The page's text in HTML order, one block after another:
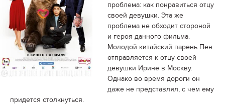
проблема: как понравиться отцу
своей девушки. Эта же
проблема не обходит стороной
и героя данного фильма.
Молодой китайский парень Пен
отправляется к отцу своей
девушки Ирине в Москву.
Однако во время дороги он
даже не представлял, с чем ему
придется столкнуться.